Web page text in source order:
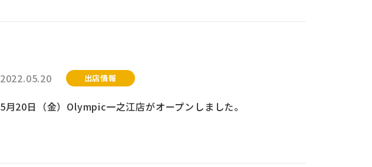
2022.05.20 出店情報
5月20日（金）Olympic一之江店がオープンしました。